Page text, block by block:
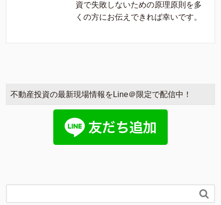
資で失敗しないための原理原則を多
くの方にお伝えできれば幸いです。
不動産投資の最新現場情報をLine＠限定で配信中！
